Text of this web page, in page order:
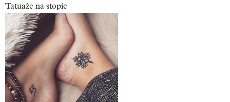
Tatuaże na stopie